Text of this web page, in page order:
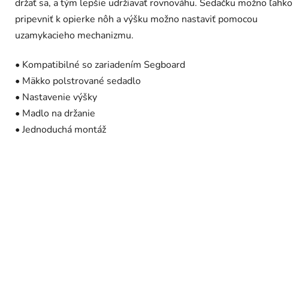
držať sa, a tým lepšie udržiavať rovnováhu. Sedačku možno ľahko
pripevniť k opierke nôh a výšku možno nastaviť pomocou
uzamykacieho mechanizmu.
• Kompatibilné so zariadením Segboard
• Mäkko polstrované sedadlo
• Nastavenie výšky
• Madlo na držanie
• Jednoduchá montáž